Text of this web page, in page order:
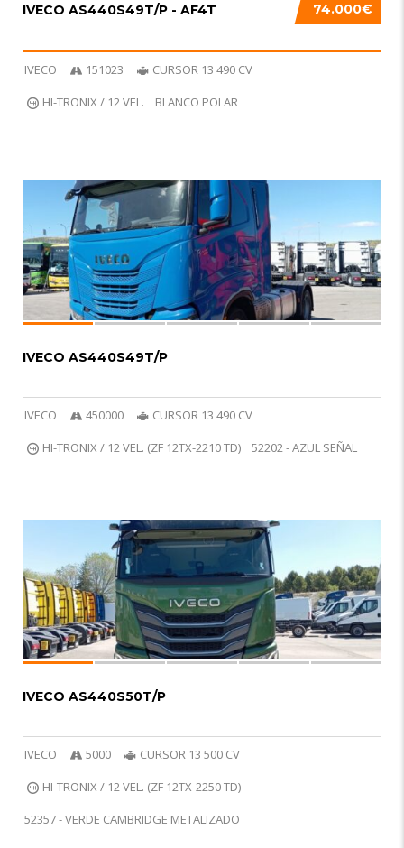
74.000€
IVECO AS440S49T/P - AF4T
IVECO 151023
CURSOR 13 490 CV
HI-TRONIX / 12 VEL.
BLANCO POLAR
IVECO AS440S49T/P
IVECO 450000
CURSOR 13 490 CV
HI-TRONIX / 12 VEL. (ZF 12TX-2210 TD)
52202 - AZUL SEÑAL
R
IVECO AS440S50T/P
IVECO 5000
CURSOR 13 500 CV
HI-TRONIX / 12 VEL. (ZF 12TX-2250 TD)
52357 - VERDE CAMBRIDGE METALIZADO